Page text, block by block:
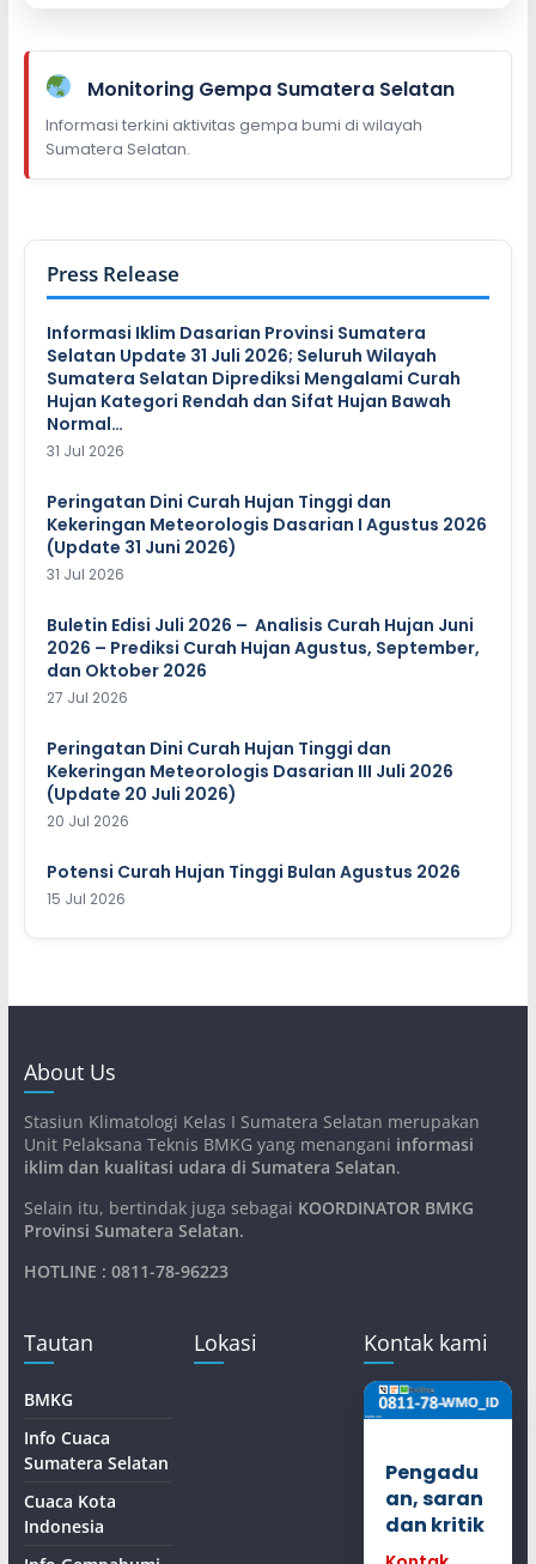
Monitoring Gempa Sumatera Selatan
Informasi terkini aktivitas gempa bumi di wilayah
Sumatera Selatan.
Press Release
Informasi Iklim Dasarian Provinsi Sumatera
Selatan Update 31 Juli 2026; Seluruh Wilayah
Sumatera Selatan Diprediksi Mengalami Curah
Hujan Kategori Rendah dan Sifat Hujan Bawah
Normal…
31 Jul 2026
Peringatan Dini Curah Hujan Tinggi dan
Kekeringan Meteorologis Dasarian I Agustus 2026
(Update 31 Juni 2026)
31 Jul 2026
Buletin Edisi Juli 2026 – Analisis Curah Hujan Juni
2026 – Prediksi Curah Hujan Agustus, September,
dan Oktober 2026
27 Jul 2026
Peringatan Dini Curah Hujan Tinggi dan
Kekeringan Meteorologis Dasarian III Juli 2026
(Update 20 Juli 2026)
20 Jul 2026
Potensi Curah Hujan Tinggi Bulan Agustus 2026
15 Jul 2026
About Us
Stasiun Klimatologi Kelas I Sumatera Selatan merupakan
Unit Pelaksana Teknis BMKG yang menangani informasi
iklim dan kualitasi udara di Sumatera Selatan.
Selain itu, bertindak juga sebagai KOORDINATOR BMKG
Provinsi Sumatera Selatan.
HOTLINE : 0811-78-96223
Tautan
BMKG
Info Cuaca
Sumatera Selatan
Cuaca Kota
Indonesia
Lokasi Kontak kami
Pengadu
an, saran
dan kritik